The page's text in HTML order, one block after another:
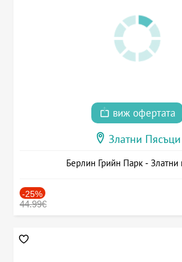
виж офертата
Златни Пясъци
Берлин Грийн Парк - Златни
-25%
44.99€